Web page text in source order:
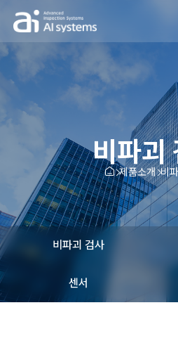
비파괴
제품소개 비
비파괴 검사
센서